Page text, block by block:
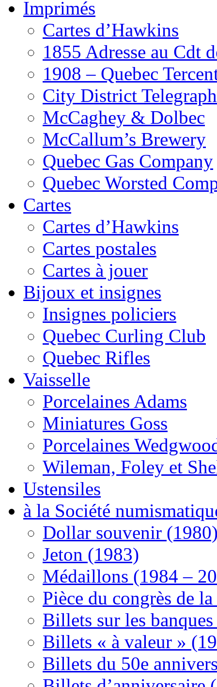
Imprimés
Cartes d’Hawkins
1855 Adresse au Cdt
1908 – Quebec
City District Telegraph
McCaghey & Dolbec
McCallum’s Brewery
Quebec Gas Company
Quebec Worsted
Cartes
Cartes d’Hawkins
Cartes postales
Cartes à jouer
Bijoux et insignes
Insignes policiers
Quebec Curling Club
Quebec Rifles
Vaisselle
Porcelaines Adams
Miniatures Goss
Porcelaines
Wileman, Foley et
Ustensiles
à la Société
Dollar souvenir
Jeton (1983)
Médaillons (1984 –
Pièce du congrès de
Billets sur les
Billets « à valeur »
Billets du 50e